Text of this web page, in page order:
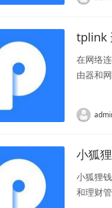
tplink
在网络
由器和
小狐
小狐狸
和理财